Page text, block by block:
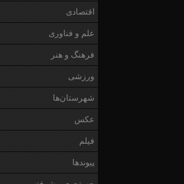
اقتصادی
علم و فناوری
فرهنگ و هنر
ورزشی
شهرستان‌ها
عکس
فیلم
پیوندها